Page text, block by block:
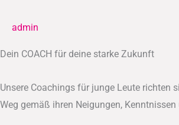
admin
Dein COACH für deine starke Zukunft
Unsere Coachings für junge Leute richten
Weg gemäß ihren Neigungen,